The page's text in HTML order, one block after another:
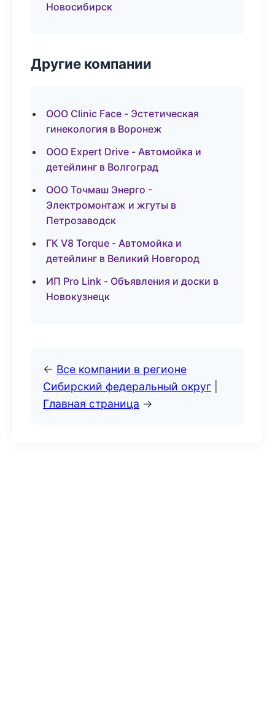
Новосибирск
Другие компании
ООО Clinic Face - Эстетическая
гинекология в Воронеж
ООО Expert Drive - Автомойка и
детейлинг в Волгоград
ООО Точмаш Энерго -
Электромонтаж и жгуты в
Петрозаводск
ГК V8 Torque - Автомойка и
детейлинг в Великий Новгород
ИП Pro Link - Объявления и доски в
Новокузнецк
← Все компании в регионе
Сибирский федеральный округ
Главная страница →